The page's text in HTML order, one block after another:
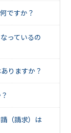
ですか？
っているの
りますか？
（請求）は